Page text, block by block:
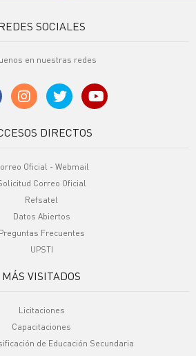
SOCIALES
en nuestras redes
DIRECTOS
Oficial - Webmail
Correo Oficial
Refsatel
Datos Abiertos
Preguntas Frecuentes
UPSTI
MÁS VISITADOS
Licitaciones
Capacitaciones
de Educación Secundaria